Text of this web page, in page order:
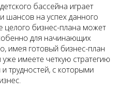
бассейна играет
на успех данного
целого бизнес-плана может
для начинающих
имея готовый бизнес-план
имеете четкую стратегию
трудностей, с которыми